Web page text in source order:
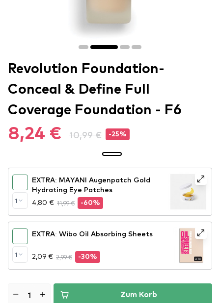
Revolution Foundation-
Conceal & Define Full
Coverage Foundation - F6
8,24 € 10,99 € -25%
1
EXTRA: MAYANI Augenpatch Gold
Hydrating Eye Patches
4,80 € 11,99 € -60%
1
EXTRA: Wibo Oil Absorbing Sheets
2,09 € 2,99 € -30%
Zum Korb